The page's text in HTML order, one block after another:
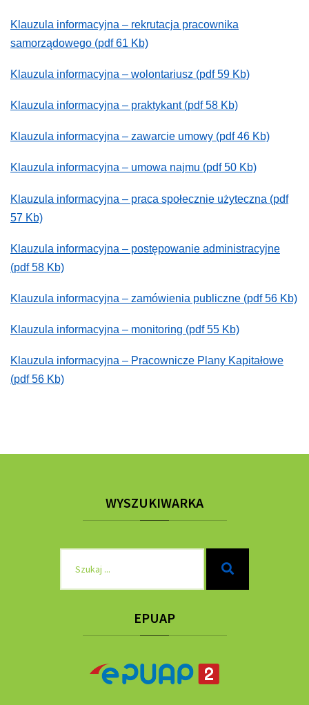
Klauzula informacyjna – rekrutacja pracownika
samorządowego (pdf 61 Kb)
Klauzula informacyjna – wolontariusz (pdf 59 Kb)
Klauzula informacyjna – praktykant (pdf 58 Kb)
Klauzula informacyjna – zawarcie umowy (pdf 46 Kb)
Klauzula informacyjna – umowa najmu (pdf 50 Kb)
Klauzula informacyjna – praca społecznie użyteczna (pdf
57 Kb)
Klauzula informacyjna – postępowanie administracyjne
(pdf 58 Kb)
Klauzula informacyjna – zamówienia publiczne (pdf 56 Kb)
Klauzula informacyjna – monitoring (pdf 55 Kb)
Klauzula informacyjna – Pracownicze Plany Kapitałowe
(pdf 56 Kb)
WYSZUKIWARKA
EPUAP